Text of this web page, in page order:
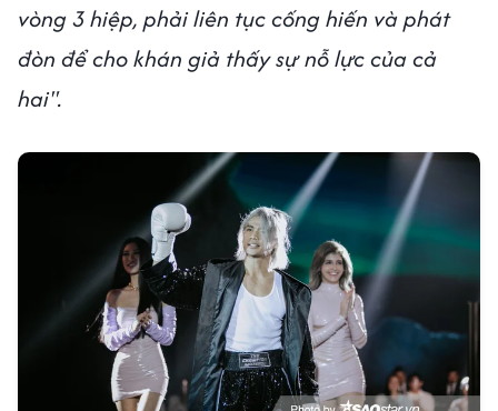
vòng 3 hiệp, phải liên tục cống hiến và phát
đòn để cho khán giả thấy sự nỗ lực của cả
hai".